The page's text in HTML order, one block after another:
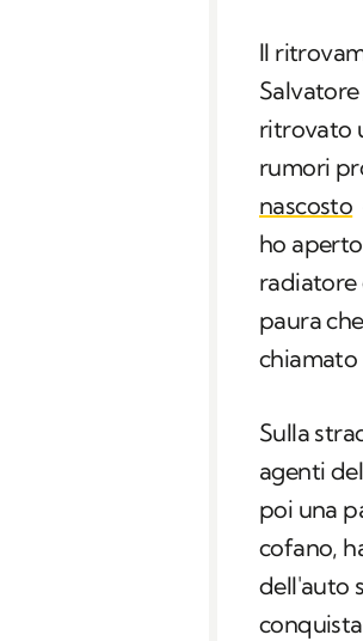
Il
ritrovato
rumori
nascosto
ho
radiatore
paura
chiamato
Sulla
agenti
poi una
cofano,
dell'auto